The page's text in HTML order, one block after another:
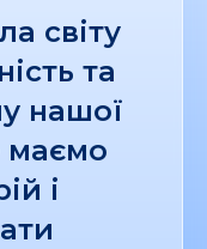
світу
та
нашої
маємо
і